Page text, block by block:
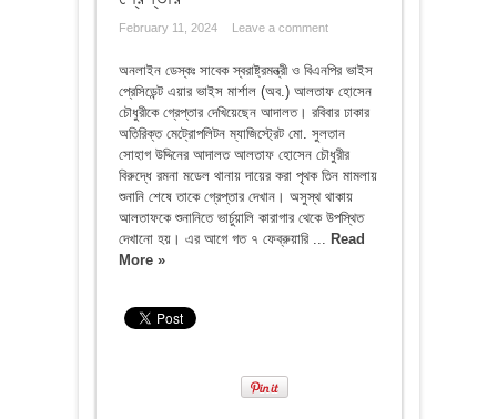
February 11, 2024 Leave a comment
অনলাইন ডেস্কঃ সাবেক স্বরাষ্ট্রমন্ত্রী ও বিএনপির ভাইস
প্রেসিডেন্ট এয়ার ভাইস মার্শাল (অব.) আলতাফ হোসেন
চৌধুরীকে গ্রেপ্তার দেখিয়েছেন আদালত। রবিবার ঢাকার
অতিরিক্ত মেট্রোপলিটন ম্যাজিস্ট্রেট মো. সুলতান
সোহাগ উদ্দিনের আদালত আলতাফ হোসেন চৌধুরীর
বিরুদ্ধে রমনা মডেল থানায় দায়ের করা পৃথক তিন মামলায়
শুনানি শেষে তাকে গ্রেপ্তার দেখান। অসুস্থ থাকায়
আলতাফকে শুনানিতে ভার্চুয়ালি কারাগার থেকে উপস্থিত
দেখানো হয়। এর আগে গত ৭ ফেব্রুয়ারি ... Read
More »